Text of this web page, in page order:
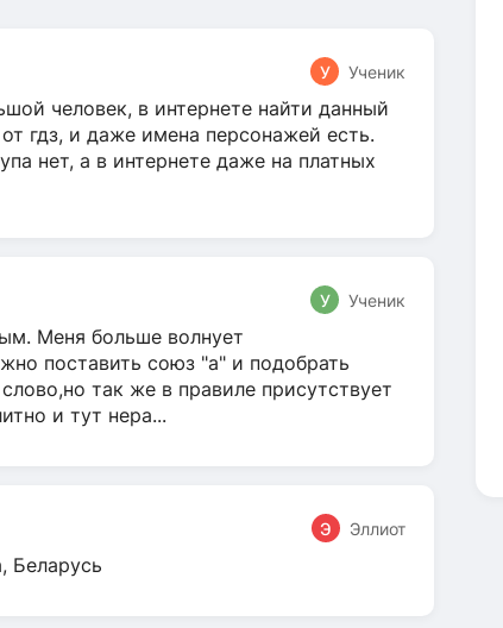
У Ученик
человек, в интернете найти данный
гдз, и даже имена персонажей есть.
нет, а в интернете даже на платных
У Ученик
Меня больше волнует
поставить союз "а" и подобрать
так же в правиле присутствует
и тут нера...
Э Эллиот
Беларусь